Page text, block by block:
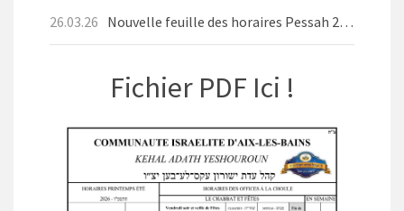
26.03.26 Nouvelle feuille des horaires Pessah 2026
Fichier PDF Ici !